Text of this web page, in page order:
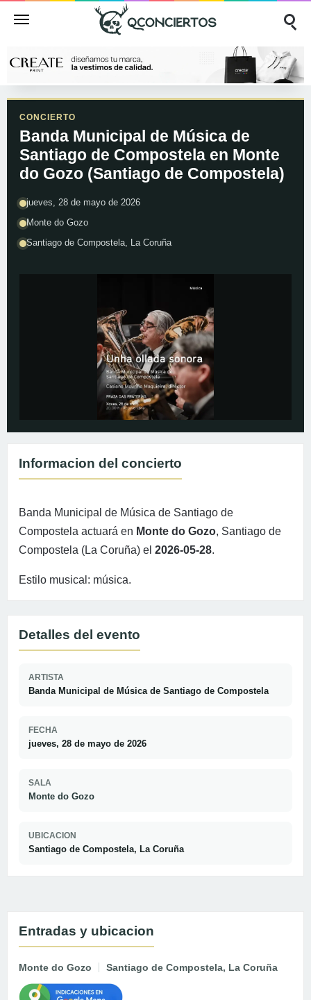
CONCIERTO
Banda Municipal de Música de
Santiago de Compostela en Monte
do Gozo (Santiago de Compostela)
jueves, 28 de mayo de 2026
Monte do Gozo
Santiago de Compostela, La Coruña
Informacion del concierto
Banda Municipal de Música de Santiago de
Compostela actuará en Monte do Gozo, Santiago de
Compostela (La Coruña) el 2026-05-28.
Estilo musical: música.
Detalles del evento
ARTISTA
Banda Municipal de Música de Santiago de Compostela
FECHA
jueves, 28 de mayo de 2026
SALA
Monte do Gozo
UBICACION
Santiago de Compostela, La Coruña
Entradas y ubicacion
Monte do Gozo Santiago de Compostela, La Coruña